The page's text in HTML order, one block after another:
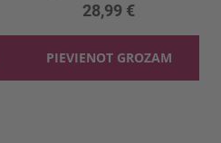
28,99 €
PIEVIENOT GROZAM